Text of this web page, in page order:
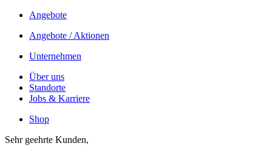
Angebote
Angebote / Aktionen
Unternehmen
Über uns
Standorte
Jobs & Karriere
Shop
Sehr geehrte Kunden,